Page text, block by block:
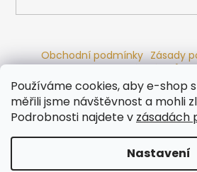
Používáme cookies, aby e-shop
měřili jsme návštěvnost a mohli
Podrobnosti najdete v zásadách
Nastavení
Obchodní podmínky Zásady
Ochrana osobních údajů
Odstoupení od smlouvy
Koupací sudy